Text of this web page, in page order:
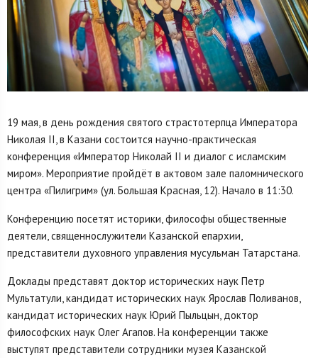
19 мая, в день рождения святого страстотерпца Императора
Николая II, в Казани состоится научно-практическая
конференция «Император Николай II и диалог с исламским
миром». Мероприятие пройдёт в актовом зале паломнического
центра «Пилигрим» (ул. Большая Красная, 12). Начало в 11:30.
Конференцию посетят историки, философы общественные
деятели, священнослужители Казанской епархии,
представители духовного управления мусульман Татарстана.
Доклады представят доктор исторических наук Петр
Мультатули, кандидат исторических наук Ярослав Поливанов,
кандидат исторических наук Юрий Пыльцын, доктор
философских наук Олег Агапов. На конференции также
выступят представители сотрудники музея Казанской